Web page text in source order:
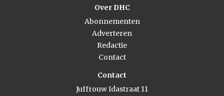
Over DHC
Abonnementen
Adverteren
Redactie
Contact
Contact
Juffrouw Idastraat 11